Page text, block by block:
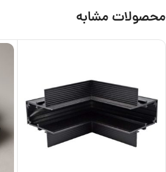
محصولات مشابه